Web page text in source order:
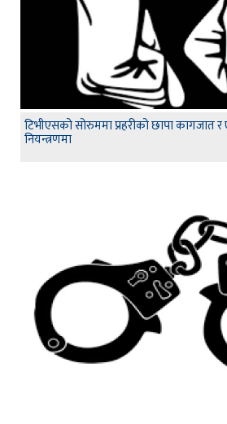
टिभीएसको सोरुममा प्रहरीको छापा कागजात र
नियन्त्रणमा